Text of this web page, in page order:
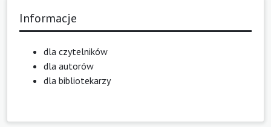
Informacje
dla czytelników
dla autorów
dla bibliotekarzy